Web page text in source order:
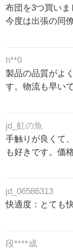
布団を3つ買いま
今度は出張の同
h**0
製品の品質がよ
す。物流も早いで
jd_虹の魚
手触りが良くて
も好きです。価
jd_06586313
快適度：とても
段****成